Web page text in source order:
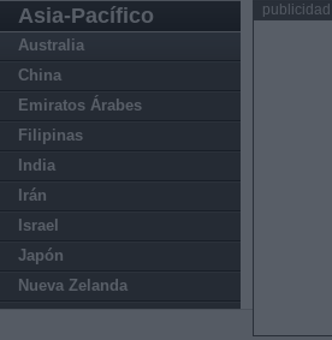
Asia-Pacífico
Australia
China
Emiratos Árabes
Filipinas
India
Irán
Israel
Japón
Nueva Zelanda
publicidad